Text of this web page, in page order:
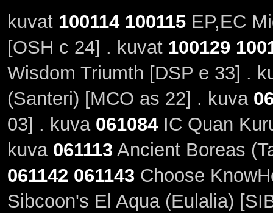
kuvat 100114 100115EP,EC
[OSH c 24] . kuvat 100129
Wisdom Triumth [DSP e 33] .
(Santeri) [MCO as 22] . kuva
03] . kuva 061084IC Quan
kuva 061113Ancient Boreas
061142 061143Choose
Sibcoon's El Aqua (Eulalia)